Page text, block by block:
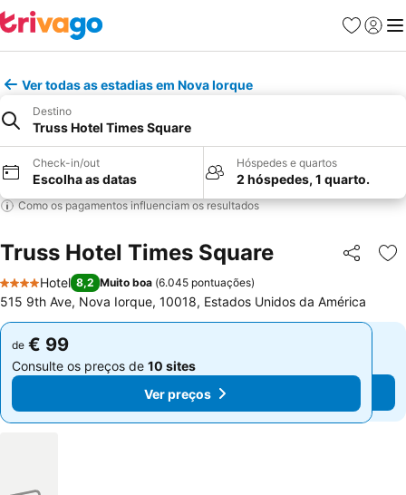
Favoritos
Iniciar
Ver todas as estadias em Nova Iorque
Destino
Truss Hotel Times Square
Check-in/out
Escolha as datas
Hóspedes e quartos
2 hóspedes, 1 quarto.
Como os pagamentos influenciam os resultados
Truss Hotel Times Square Partilhar
4 Estrelas
Hotel 8,2 Muito boa (6.045 pontuações)
515 9th Ave, Nova Iorque, 10018, Estados Unidos da América
de € 99
Consulte os preços de 10 sites
Ver preços
de € 99
Consulte os preços de 10 sites
Ver preços